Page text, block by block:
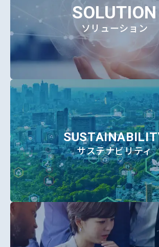
SOLUTION
ソリューション
サステナビリティ